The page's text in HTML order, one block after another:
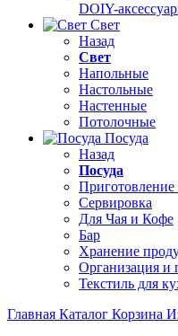
DOIY-
Свет
Назад
Свет
Напольные
Настольные
Настенные
Потолочные
Посуда
Назад
Посуда
Сервировка
Для Чая и Кофе
Бар
Хранение
Организация и
Текстиль для
Главная Каталог Корзина